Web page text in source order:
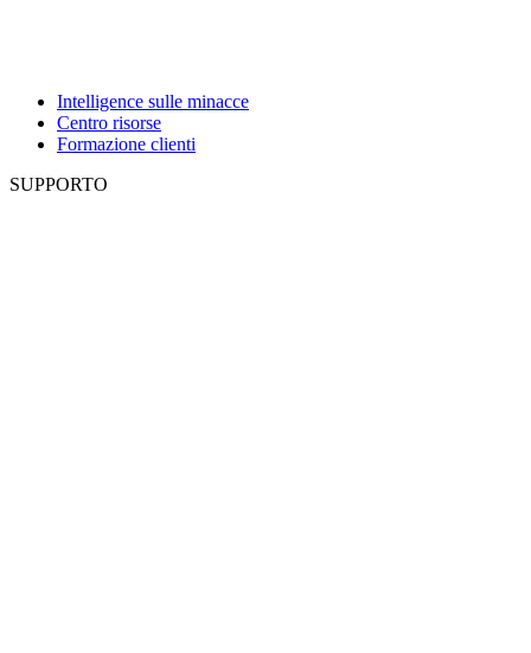
Intelligence sulle minacce
Centro risorse
Formazione clienti
SUPPORTO